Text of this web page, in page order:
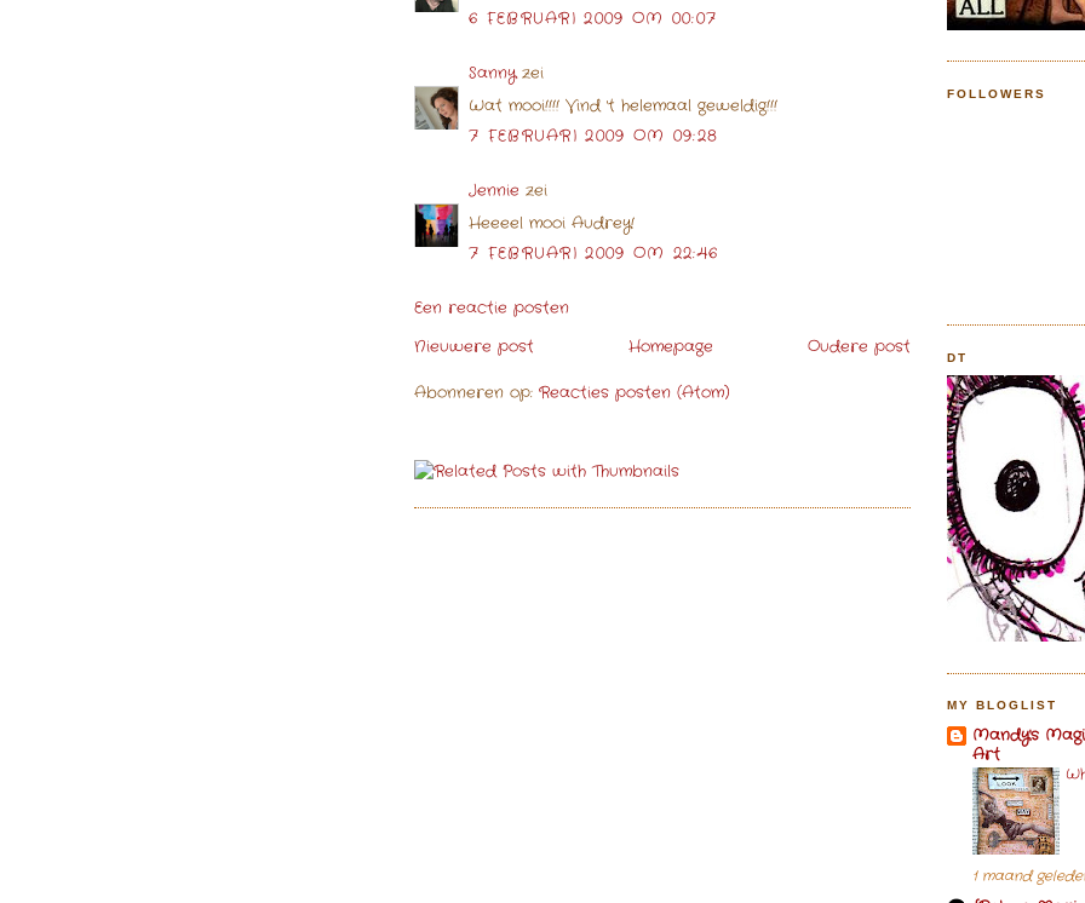
6 FEBRUARI 2009 OM 00:07
Sannyzei
Wat mooi!!!! Vind 't helemaal geweldig!!!
7 FEBRUARI 2009 OM 09:28
Jennie zei
Heeeel mooi Audrey!
7 FEBRUARI 2009 OM 22:46
Een reactie posten
Nieuwere post
Oudere post
Homepage
Abonneren op: Reacties posten (Atom)
FOLLOWERS
DT
MY BLOGLIST
Mandy's
Art
1 maand